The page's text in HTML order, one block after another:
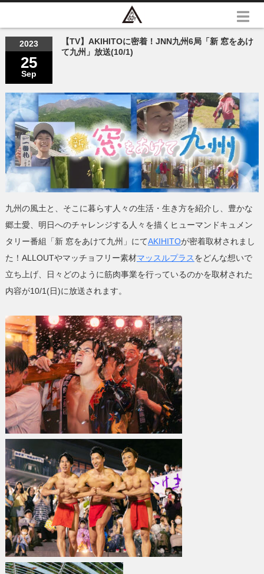
2023
25
Sep
【TV】AKIHITOに密着！JNN九州6局「新 窓をあけ
て九州」放送(10/1)
九州の風土と、そこに暮らす人々の生活・生き方を紹介し、豊かな
郷土愛、明日へのチャレンジする人々を描くヒューマンドキュメン
タリー番組「新 窓をあけて九州」にてAKIHITOが密着取材されまし
た！ALLOUTやマッチョフリー素材マッスルプラスをどんな想いで
立ち上げ、日々どのように筋肉事業を行っているのかを取材された
内容が10/1(日)に放送されます。